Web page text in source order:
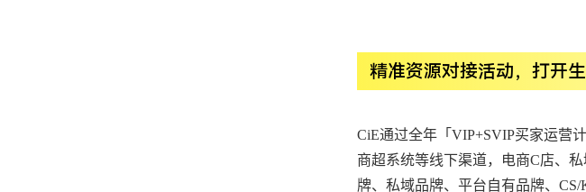
精准资源对接活动，打开
CiE通过全年「VIP+SVIP买家运营
商超系统等线下渠道，电商C店、
牌、私域品牌、平台自有品牌、